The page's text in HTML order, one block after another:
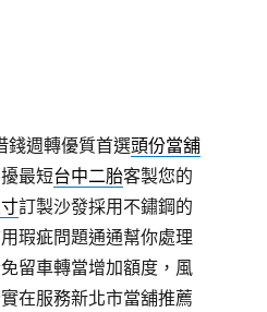
錢週轉優質首選頭份當舖
最短台中二胎客製您的
訂製沙發採用不鏽鋼的
瑕疵問題通通幫你處理
留車轉當增加額度，風
在服務新北市當舖推薦